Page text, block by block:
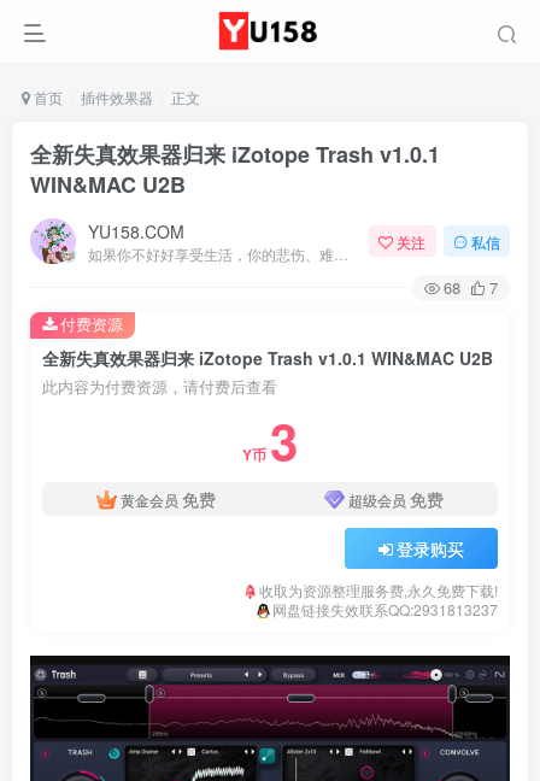
首页 插件效果器 正文
全新失真效果器归来 iZotope Trash v1.0.1
WIN&MAC U2B
YU158.COM 关注 私信
68 7
全新失真效果器归来 iZotope Trash v1.0.1 WIN&MAC U2B
此内容为付费资源，请付费后查看
Y币 3
黄金会员 免费 超级会员 免费
登录购买
收取为资源整理服务费,永久免费下载!
网盘链接失效联系QQ:2931813237
付费资源